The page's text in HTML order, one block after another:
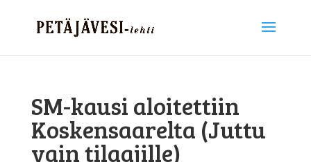
SM-kausi aloitettiin
Koskensaarelta (Juttu
vain tilaajille)